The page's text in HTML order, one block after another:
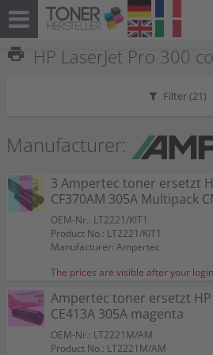
print HP LaserJet Pro 300
Filter (21)
Manufacturer:
3 Ampertec toner ersetzt
CF370AM 305A Multipack
OEM-Nr.: LT2221/KIT1
Product No.: LT2221/KIT1
Manufacturer: Ampertec
The prices are visible after your
Ampertec toner ersetzt HP
CE413A 305A magenta
OEM-Nr.: LT2221M/AM
Product No.: LT2221M/AM